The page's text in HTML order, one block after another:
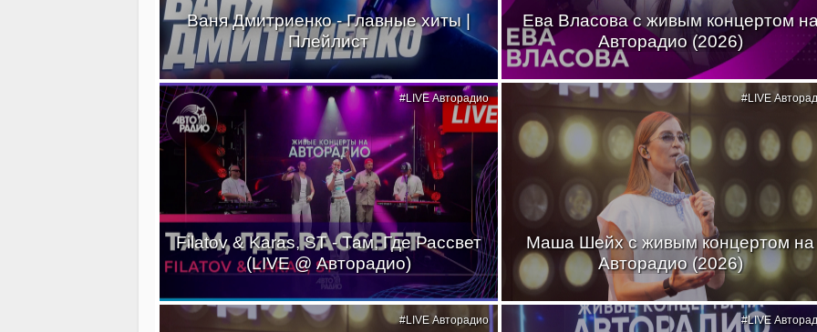
Ваня Дмитриенко - Главные хиты |
Плейлист
Ева Власова с живым концертом
Авторадио (2026)
Filatov & Karas, ST - Там, Где Рассвет
(LIVE @ Авторадио)
#LIVE Авторадио
Маша Шейх с живым концертом на
Авторадио (2026)
#LIVE
#LIVE Авторадио #LIVE